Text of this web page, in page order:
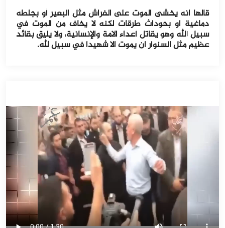
قالها انه يخشى الموت على الفراش مثل البعير أو بجلطه
دماغية او بحوداث طرقات لكنه لا يخاف من الموت في
سبيل الله وهو يقاتل أعداء الامة والإنسانية، ولا يليق بقائد
عظيم مثل السنوار ان يموت الا شهيدا في سبيل لله.